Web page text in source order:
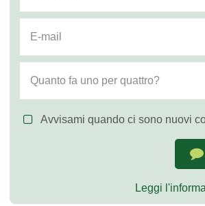
Avvisami quando ci sono nuovi
Leggi